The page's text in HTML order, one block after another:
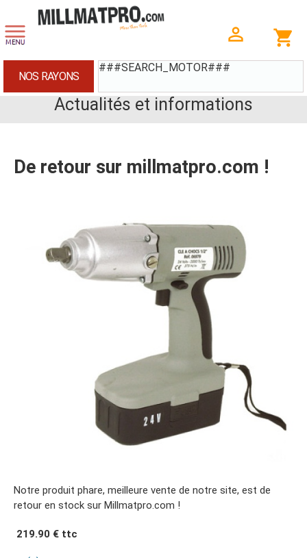
###SEARCH_MOTOR###
NOS RAYONS
Actualités et informations
De retour sur millmatpro.com !
Notre produit phare, meilleure vente de notre site, est de
retour en stock sur Millmatpro.com !
219.90 € ttc